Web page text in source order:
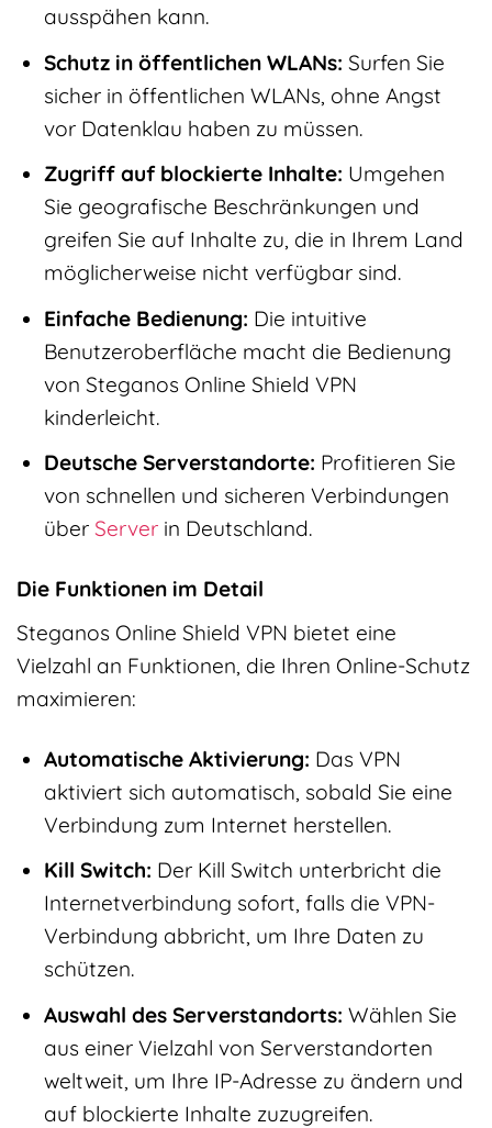
ausspähen kann.
Schutz in öffentlichen WLANs: Surfen Sie
sicher in öffentlichen WLANs, ohne Angst
vor Datenklau haben zu müssen.
Zugriff auf blockierte Inhalte: Umgehen
Sie geografische Beschränkungen und
greifen Sie auf Inhalte zu, die in Ihrem Land
möglicherweise nicht verfügbar sind.
Einfache Bedienung: Die intuitive
Benutzeroberfläche macht die Bedienung
von Steganos Online Shield VPN
kinderleicht.
Deutsche Serverstandorte: Profitieren Sie
von schnellen und sicheren Verbindungen
über Serverin Deutschland.
Die Funktionen im Detail
Steganos Online Shield VPN bietet eine
Vielzahl an Funktionen, die Ihren Online-Schutz
maximieren:
Automatische Aktivierung: Das VPN
aktiviert sich automatisch, sobald Sie eine
Verbindung zum Internet herstellen.
Kill Switch: Der Kill Switch unterbricht die
Internetverbindung sofort, falls die VPN-
Verbindung abbricht, um Ihre Daten zu
schützen.
Auswahl des Serverstandorts: Wählen Sie
aus einer Vielzahl von Serverstandorten
weltweit, um Ihre IP-Adresse zu ändern und
auf blockierte Inhalte zuzugreifen.